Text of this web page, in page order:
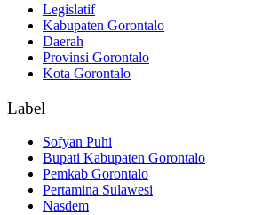
Legislatif
Kabupaten Gorontalo
Daerah
Provinsi Gorontalo
Kota Gorontalo
Label
Sofyan Puhi
Bupati Kabupaten Gorontalo
Pemkab Gorontalo
Pertamina Sulawesi
Nasdem